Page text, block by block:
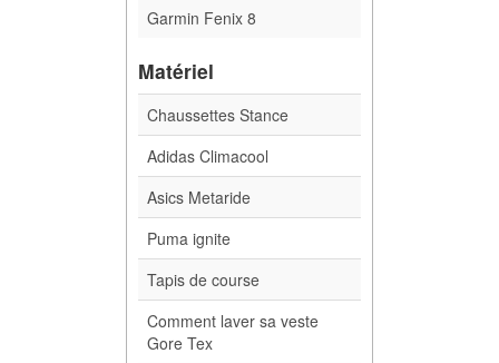
Garmin Fenix 8
Matériel
Chaussettes Stance
Adidas Climacool
Asics Metaride
Puma ignite
Tapis de course
Comment laver sa veste
Gore Tex